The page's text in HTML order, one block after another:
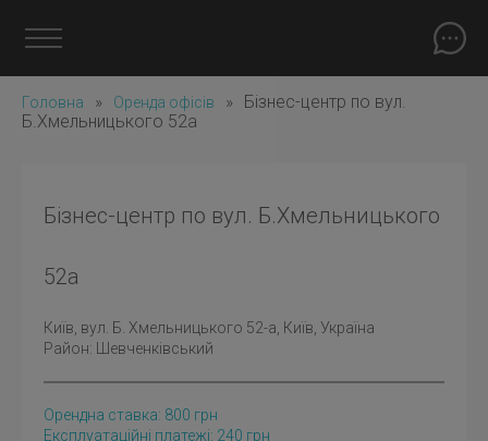
Головна » Оренда офісів »
Бізнес-центр по вул.
Б.Хмельницького 52а
Бізнес-центр по вул. Б.Хмельницького
52а
Київ , вул. Б. Хмельницького 52-а, Київ, Україна
Район:
Шевченківський
Орендна ставка: 800 грн
Експлуатаційні платежі: 240 грн